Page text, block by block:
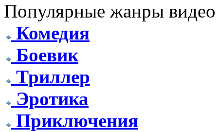
Популярные жанры видео
Комедия
Боевик
Триллер
Эротика
Приключения